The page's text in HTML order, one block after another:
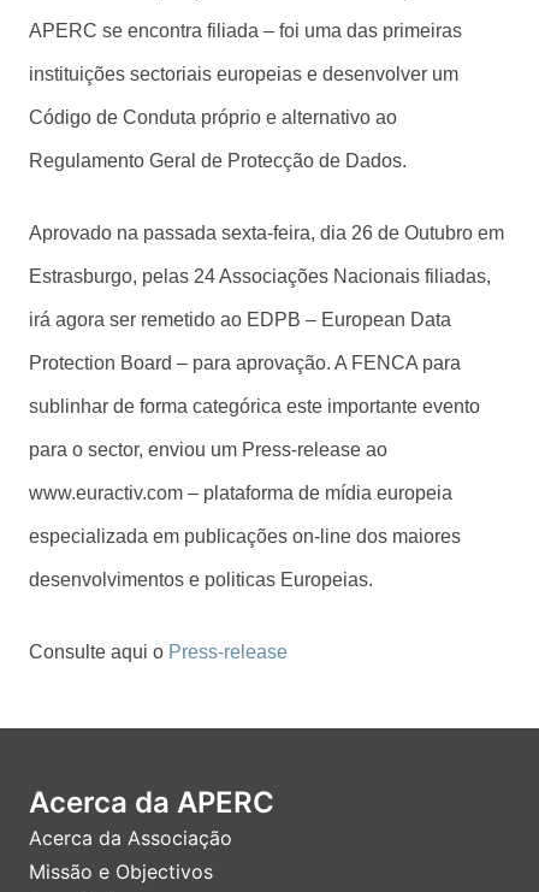
APERC se encontra filiada – foi uma das primeiras
instituições sectoriais europeias e desenvolver um
Código de Conduta próprio e alternativo ao
Regulamento Geral de Protecção de Dados.
Aprovado na passada sexta-feira, dia 26 de Outubro em
Estrasburgo, pelas 24 Associações Nacionais filiadas,
irá agora ser remetido ao EDPB – European Data
Protection Board – para aprovação. A FENCA para
sublinhar de forma categórica este importante evento
para o sector, enviou um Press-release ao
www.euractiv.com – plataforma de mídia europeia
especializada em publicações on-line dos maiores
desenvolvimentos e politicas Europeias.
Consulte aqui o Press-release
Acerca da APERC
Acerca da Associação
Missão e Objectivos